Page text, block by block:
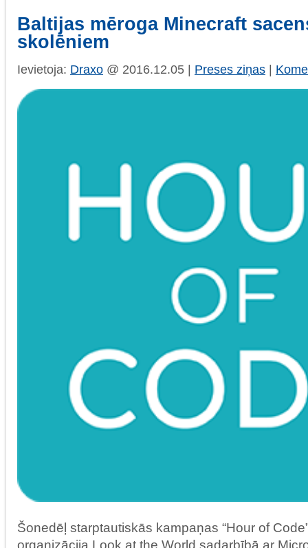
Baltijas mēroga Minecraft
skolēniem
Ievietoja: Draxo @ 2016.12.05 | Preses ziņas |
Šonedēļ starptautiskās kampaņas “Hour of
organizācija Look at the World sadarbībā ar